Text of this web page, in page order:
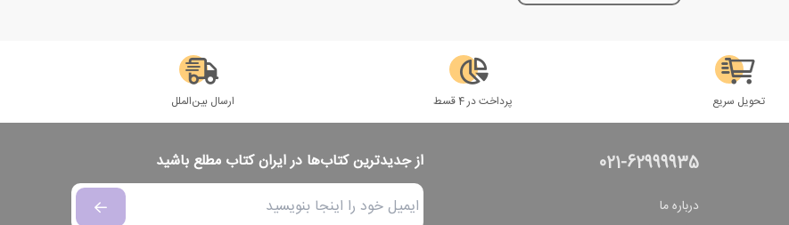
تحویل سریع پرداخت در 4 قسط ارسال بین‌الملل
021-62999935
درباره ما
از جدیدترین کتاب‌ها در ایران کتاب مطلع باشید